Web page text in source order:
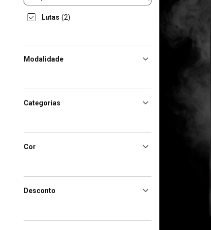
Lutas (2)
Modalidade
Categorias
Cor
Desconto